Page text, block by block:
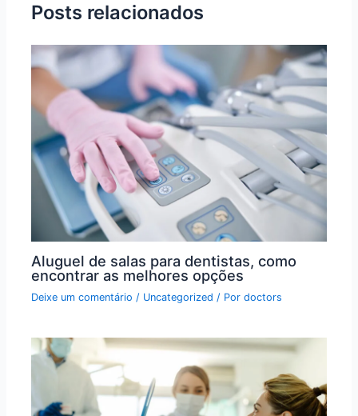
Posts relacionados
Aluguel de salas para dentistas, como
encontrar as melhores opções
Deixe um comentário / Uncategorized / Pordoctors